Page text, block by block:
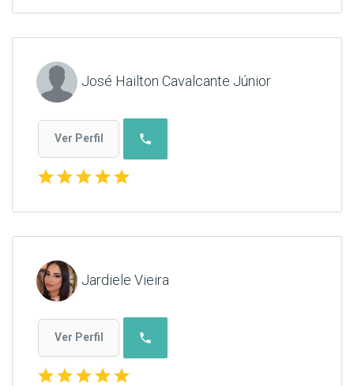
José Hailton Cavalcante Júnior
Ver Perfil phone
starstarstarstarstar
Jardiele Vieira
Ver Perfil phone
starstarstarstarstar